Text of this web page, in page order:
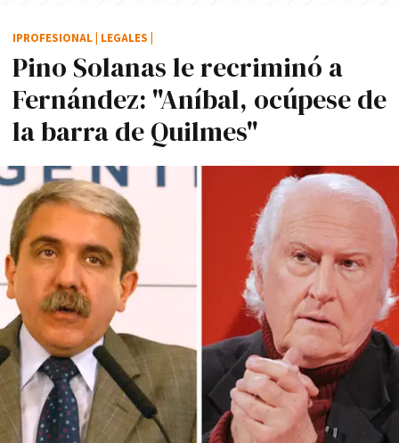
Pino Solanas le recriminó a
Fernández: "Aní­bal, ocúpese de
la barra de Quilmes"
IPROFESIONAL LEGALES